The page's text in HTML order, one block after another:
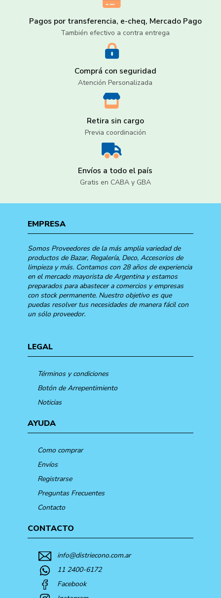
Pagos por transferencia, e-cheq, Mercado Pago
También efectivo a contra entrega
Comprá con seguridad
Atención Personalizada
Retira sin cargo
Previa coordinación
Envíos a todo el país
Gratis en CABA y GBA
EMPRESA
Somos Proveedores de la más amplia variedad de
productos de Bazar, Regalería, Deco, Accesorios de
limpieza y más. Contamos con 28 años de experiencia
en el mercado mayorista de Argentina y estamos
preparados para abastecer a comercios y empresas
con stock permanente. Nuestro objetivo es que
puedas resolver tus necesidades de manera fácil con
un sólo proveedor.
LEGAL
Términos y condiciones
Botón de Arrepentimiento
Noticias
AYUDA
Como comprar
Envíos
Registrarse
Preguntas Frecuentes
Contacto
CONTACTO
info@distriecono.com.ar
11 2400-6172
Facebook